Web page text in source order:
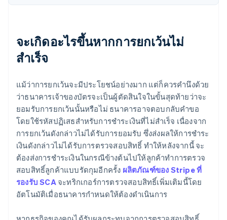
จะเกิดอะไรขึ้นหากการยกเว้นไม่
สำเร็จ
แม้ว่าการยกเว้นจะมีประโยชน์อย่างมาก แต่ก็ควรคำนึงด้วย
ว่าธนาคารเจ้าของบัตรจะเป็นผู้ตัดสินใจในขั้นสุดท้ายว่าจะ
ยอมรับการยกเว้นนั้นหรือไม่ ธนาคารอาจตอบกลับคำขอ
โดยใช้รหัสปฏิเสธสำหรับการชำระเงินที่ไม่สำเร็จ เนื่องจาก
การยกเว้นดังกล่าวไม่ได้รับการยอมรับ ซึ่งส่งผลให้การชำระ
เงินดังกล่าวไม่ได้รับการตรวจสอบสิทธิ์ ทำให้หลังจากนี้ จะ
ต้องส่งการชำระเงินในกรณีข้างต้นไปให้ลูกค้าทำการตรวจ
สอบสิทธิ์ลูกค้าแบบรัดกุมอีกครั้ง ผลิตภัณฑ์ของ Stripe ที่
รองรับ SCAจะทริกเกอร์การตรวจสอบสิทธิ์เพิ่มเติมนี้โดย
อัตโนมัติเมื่อธนาคารกำหนดให้ต้องดำเนินการ